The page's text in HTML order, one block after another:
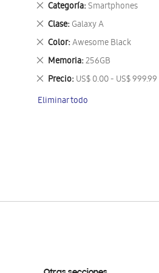
Categoría Smartphones
Eliminar
este
artículo
Clase Galaxy A
Eliminar
este
artículo
Color Awesome Black
Eliminar
este
artículo
Memoria 256GB
Eliminar
este
artículo
Precio US$ 0.00 - US$ 999.99
Eliminar
artículo
Eliminar todo